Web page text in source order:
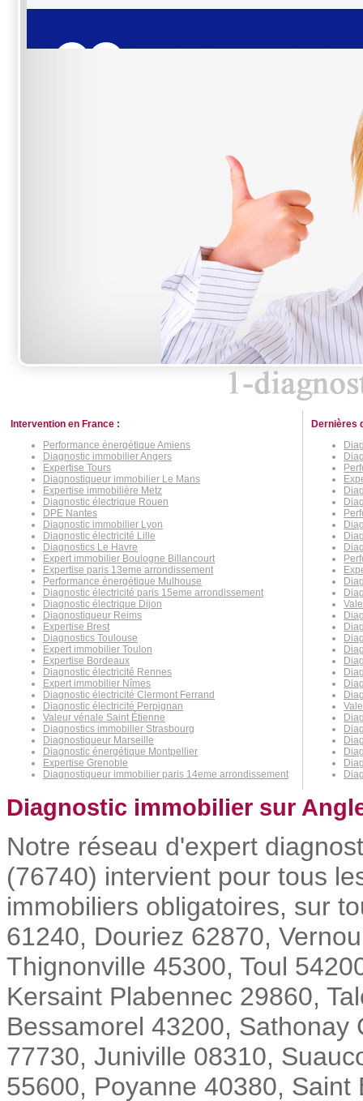
Intervention en France :
Performance énergétique Amiens
Diagnostic immobilier Angers
Expertise Tours
Diagnostiqueur immobilier Le Mans
Expertise immobilière Metz
Diagnostic électrique Rouen
DPE Nantes
Diagnostic immobilier Lyon
Diagnostic électricité Lille
Diagnostics Le Havre
Expert immobilier Boulogne Billancourt
Expertise paris 13eme arrondissement
Performance énergétique Mulhouse
Diagnostic électricité paris 15eme arrondissement
Diagnostic électrique Dijon
Diagnostiqueur Reims
Expertise Brest
Diagnostics Toulouse
Expert immobilier Toulon
Expertise Bordeaux
Diagnostic électricité Rennes
Expert immobilier Nîmes
Diagnostic électricité Clermont Ferrand
Diagnostic électricité Perpignan
Valeur vénale Saint Étienne
Diagnostics immobilier Strasbourg
Diagnostiqueur Marseille
Diagnostic énergétique Montpellier
Expertise Grenoble
Diagnostiqueur immobilier paris 14eme arrondissement
Dernières
Diagnostic immobilier sur
Notre réseau d'expert
(76740) intervient pour tous
immobiliers obligatoires, sur
61240, Douriez 62870,
Thignonville 45300, Toul
Kersaint Plabennec 29860,
Bessamorel 43200,
77730, Juniville 08310,
55600, Poyanne 40380,